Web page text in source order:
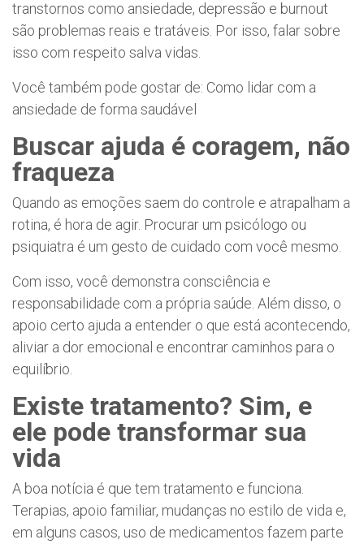
transtornos como ansiedade, depressão e burnout
são problemas reais e tratáveis. Por isso, falar sobre
isso com respeito salva vidas.
Você também pode gostar de: Como lidar com a
ansiedade de forma saudável
Buscar ajuda é coragem, não
fraqueza
Quando as emoções saem do controle e atrapalham a
rotina, é hora de agir. Procurar um psicólogo ou
psiquiatra é um gesto de cuidado com você mesmo.
Com isso, você demonstra consciência e
responsabilidade com a própria saúde. Além disso, o
apoio certo ajuda a entender o que está acontecendo,
aliviar a dor emocional e encontrar caminhos para o
equilíbrio.
Existe tratamento? Sim, e
ele pode transformar sua
vida
A boa notícia é que tem tratamento e funciona.
Terapias, apoio familiar, mudanças no estilo de vida e,
em alguns casos, uso de medicamentos fazem parte